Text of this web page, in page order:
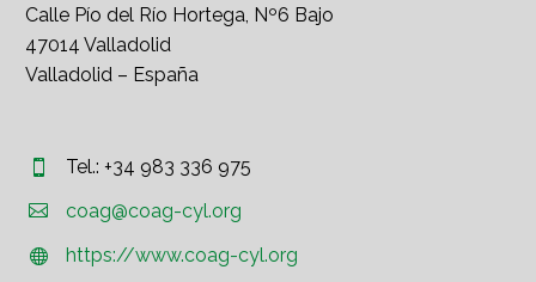
Calle Pío del Río Hortega, Nº6 Bajo
47014 Valladolid
Valladolid – España

 Tel.: +34 983 336 975

 coag@coag-cyl.org

 https://www.coag-cyl.org